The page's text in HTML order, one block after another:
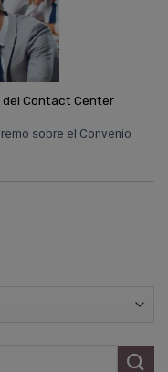
del Contact Center
sobre el Convenio